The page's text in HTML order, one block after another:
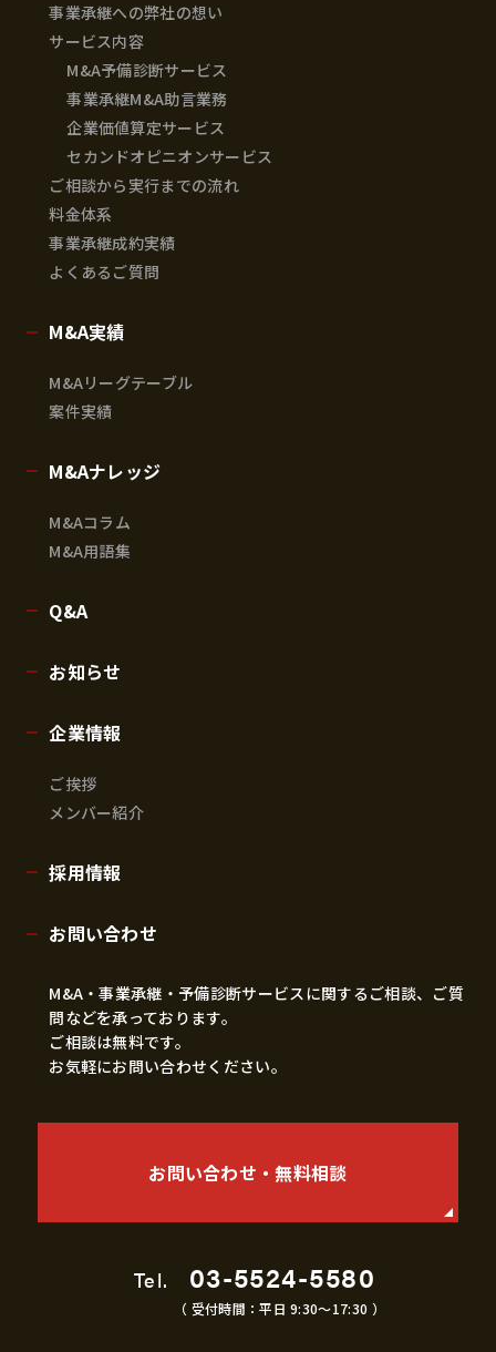
事業承継への弊社の想い
サービス内容
M&A予備診断サービス
事業承継M&A助言業務
企業価値算定サービス
セカンドオピニオンサービス
ご相談から実行までの流れ
料金体系
事業承継成約実績
よくあるご質問
M&A実績
M&Aリーグテーブル
案件実績
M&Aナレッジ
M&Aコラム
M&A用語集
Q&A
お知らせ
企業情報
ご挨拶
メンバー紹介
採用情報
お問い合わせ
M&A・事業承継・予備診断サービスに関するご相談、ご質
問などを承っております。
ご相談は無料です。
お気軽にお問い合わせください。
お問い合わせ・無料相談
Tel. 03-5524-5580
（ 受付時間：平日 9:30〜17:30 ）